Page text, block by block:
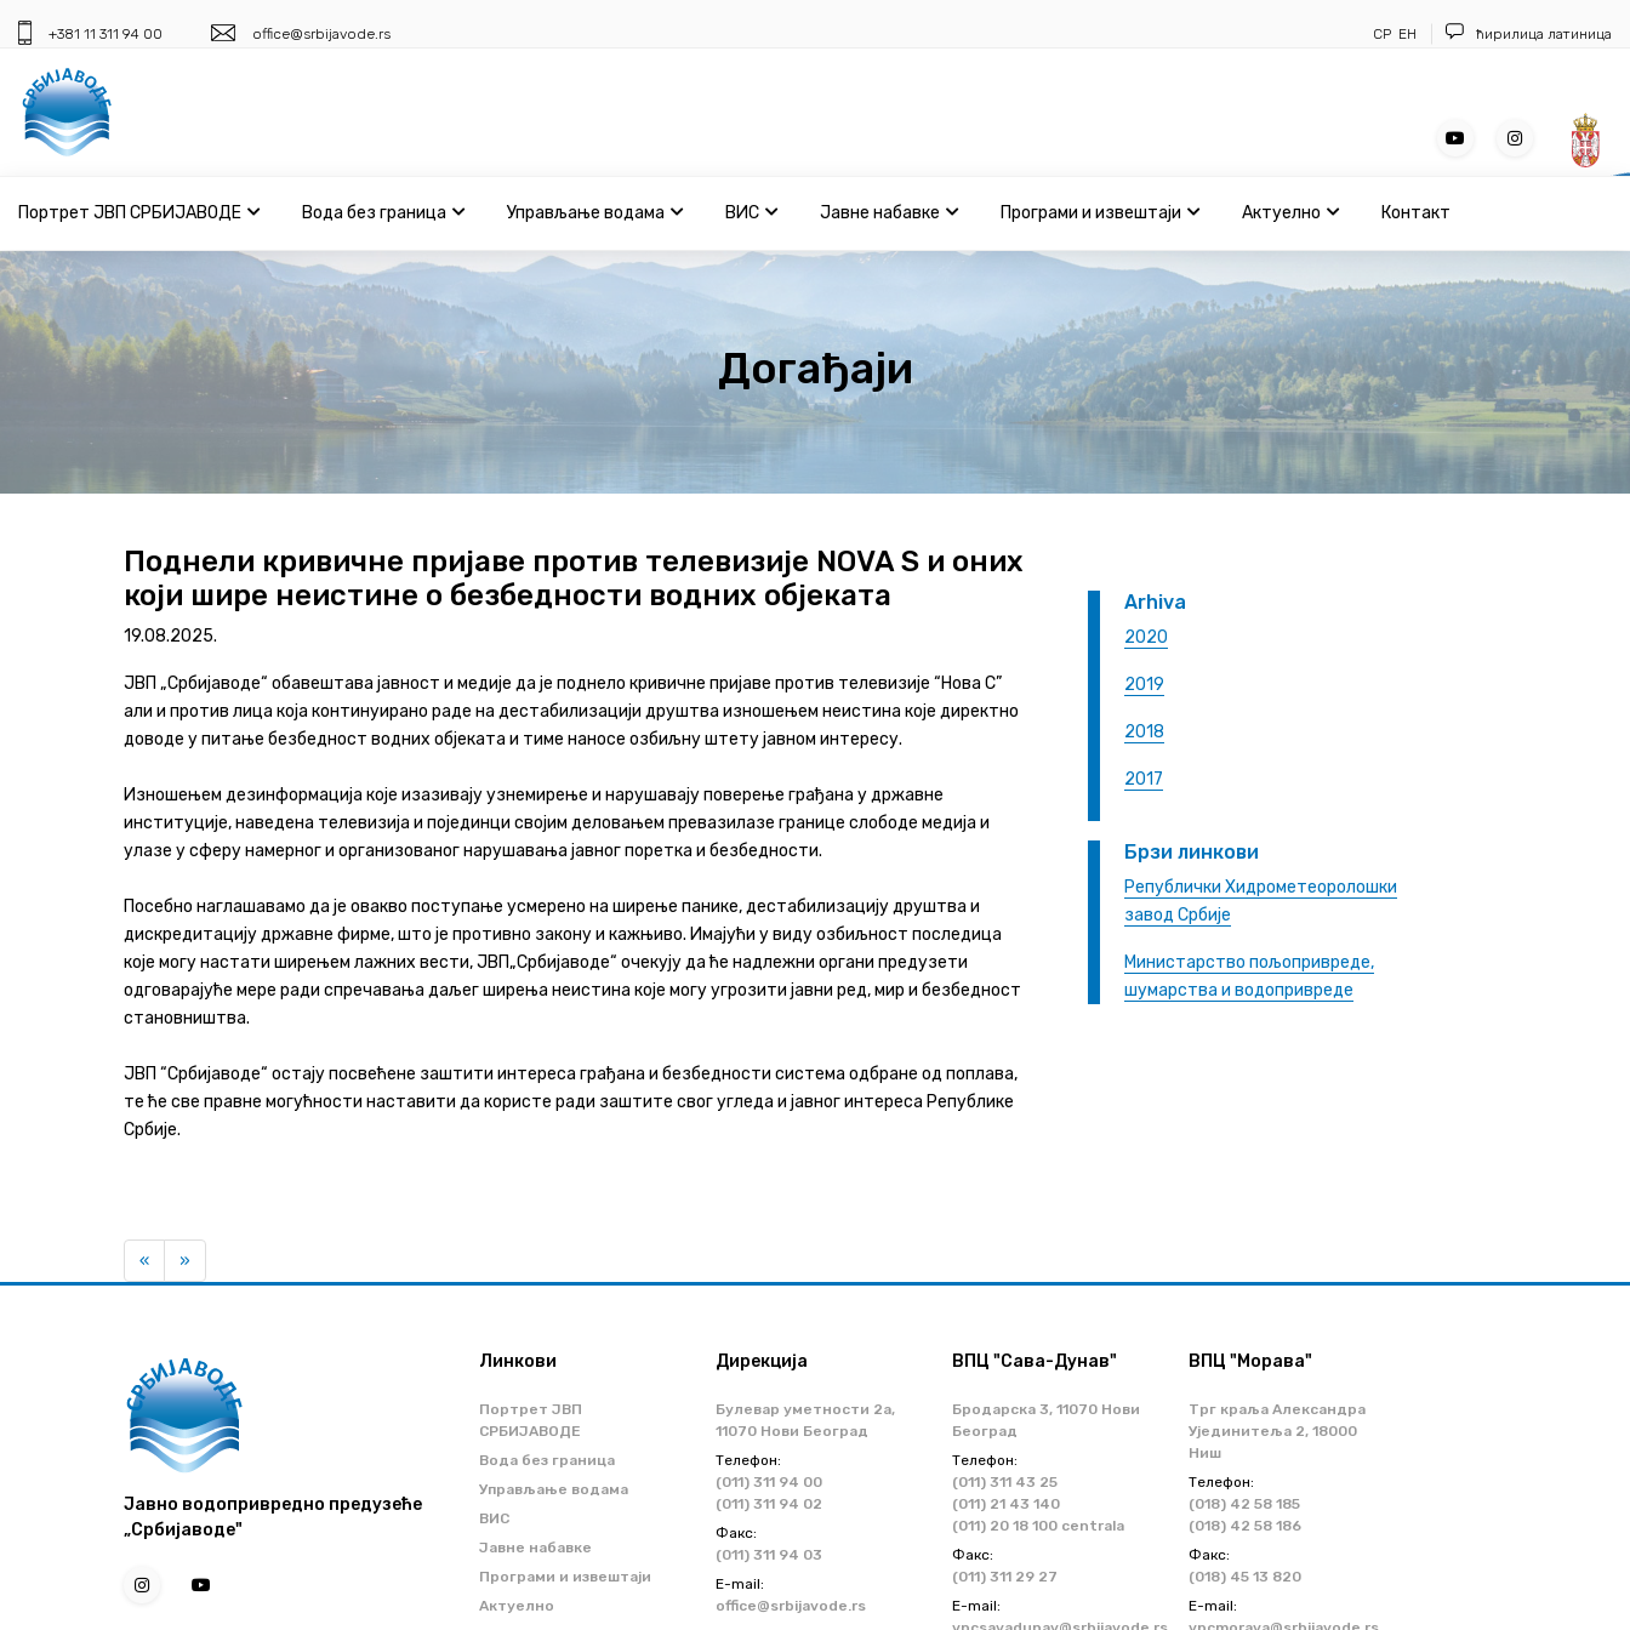
+381 11 311 94 00 office@srbijavode.rs СР ЕН ћирилица латиница
Портрет ЈВП СРБИЈАВОДЕ Вода без граница Управљање водама ВИС Јавне набавке Програми и извештаји Актуелно Контакт
Портрет ЈВП СРБИЈАВОДЕ
Вода без граница
Програми и извештаји
Контакт
Догађаји
Поднели кривичне пријаве против телевизије NOVA S и оних
који шире неистине о безбедности водних објеката
19.08.2025.
ЈВП „Србијаводе“ обавештава јавност и медије да је поднело кривичне пријаве против телевизије “Нова С”
али и против лица која континуирано раде на дестабилизацији друштва изношењем неистина које директно
доводе у питање безбедност водних објеката и тиме наносе озбиљну штету јавном интересу.
Изношењем дезинформација које изазивају узнемирење и нарушавају поверење грађана у државне
институције, наведена телевизија и појединци својим деловањем превазилазе границе слободе медија и
улазе у сферу намерног и организованог нарушавања јавног поретка и безбедности.
Посебно наглашавамо да је овакво поступање усмерено на ширење панике, дестабилизацију друштва и
дискредитацију државне фирме, што је противно закону и кажњиво. Имајући у виду озбиљност последица
које могу настати ширењем лажних вести, ЈВП„Србијаводе“ очекују да ће надлежни органи предузети
одговарајуће мере ради спречавања даљег ширења неистина које могу угрозити јавни ред, мир и безбедност
становништва.
ЈВП “Србијаводе“ остају посвећене заштити интереса грађана и безбедности система одбране од поплава,
те ће све правне могућности наставити да користе ради заштите свог угледа и јавног интереса Републике
Србије.
«Previous
»
Arhiva
2020
2019
2018
2017
Брзи линкови
Републички Хидрометеоролошки
завод Србије
Министарство пољопривреде,
шумарства и водопривреде
Јавно водопривредно предузеће
„Србијаводе"
Линкови
Портрет ЈВП
СРБИЈАВОДЕ
Вода без граница
Управљање водама
ВИС
Јавне набавке
Програми и извештаји
Актуелно
Дирекција
Булевар уметности 2a,
11070 Нови Београд
Телефон:
(011) 311 94 00
(011) 311 94 02
Факс:
(011) 311 94 03
Е-mail:
office@srbijavode.rs
ВПЦ "Сава-Дунав"
Бродарска 3, 11070 Нови
Београд
Телефон:
(011) 311 43 25
(011) 21 43 140
(011) 20 18 100 centrala
Факс:
(011) 311 29 27
Е-mail:
ВПЦ "Морава"
Трг краља Александра
Ујединитеља 2, 18000
Ниш
Телефон:
(018) 42 58 185
(018) 42 58 186
Факс:
(018) 45 13 820
Е-mail: